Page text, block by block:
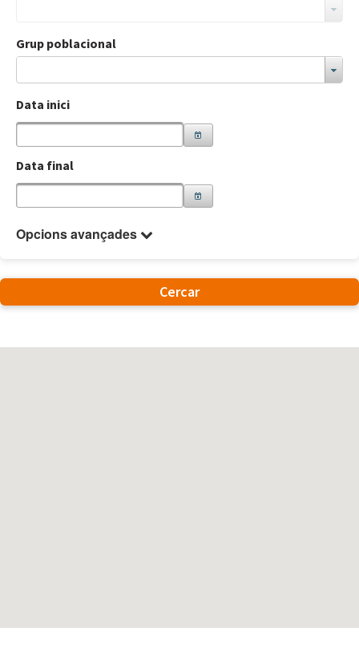
Grup poblacional
Data inici
Data final
Opcions avançades
Cercar